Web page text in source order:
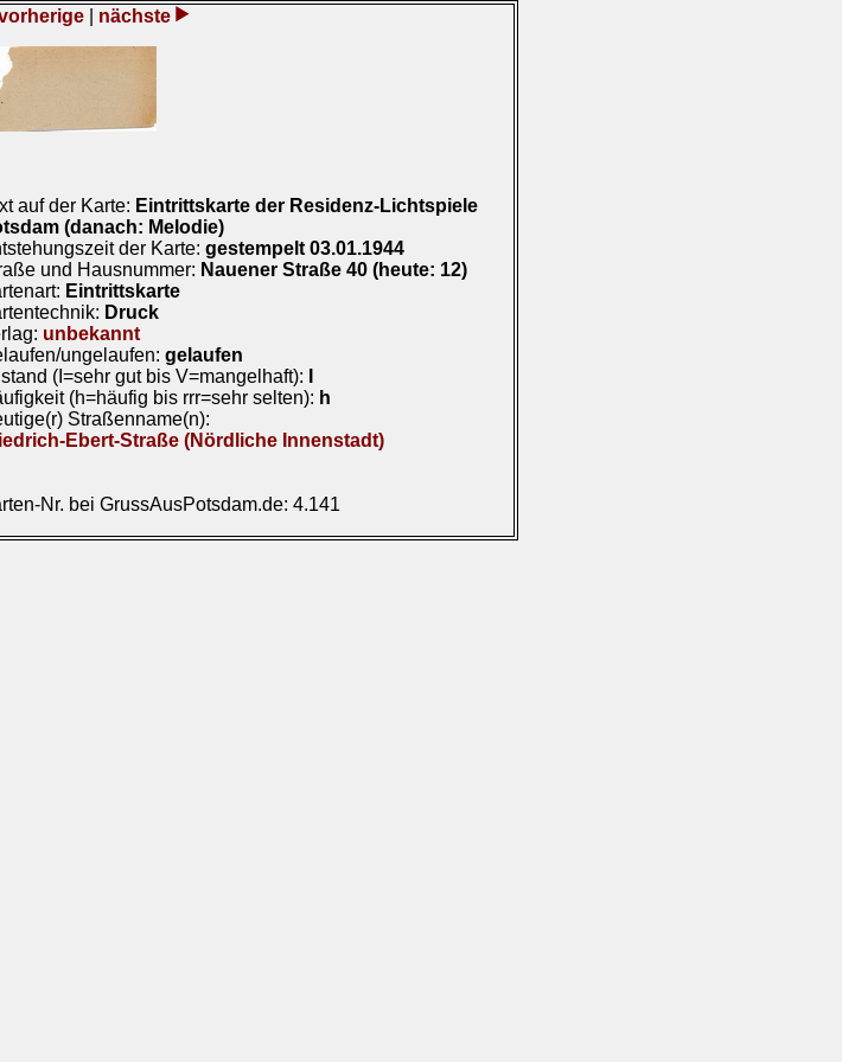
nächste
auf der Karte: Eintrittskarte der Residenz-Lichtspiele
(danach: Melodie)
der Karte: gestempelt 03.01.1944
und Hausnummer: Nauener Straße 40 (heute: 12)
Eintrittskarte
Druck
unbekannt
ungelaufen: gelaufen
(I=sehr gut bis V=mangelhaft):
(h=häufig bis rrr=sehr selten): h
Straßenname(n):
Ebert-Straße (Nördliche Innenstadt)
Nr. bei GrussAusPotsdam.de: 4.141